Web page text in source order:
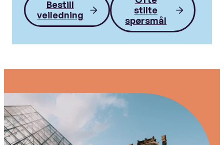
Bestill
veiledning
stilte
spørsmål